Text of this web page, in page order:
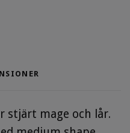
stjärt mage och lår.